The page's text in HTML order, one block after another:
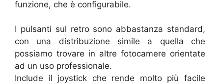
funzione, che è configurabile.
I pulsanti sul retro sono abbastanza standard,
con una distribuzione simile a quella che
possiamo trovare in altre fotocamere orientate
ad un uso professionale.
Include il joystick che rende molto più facile